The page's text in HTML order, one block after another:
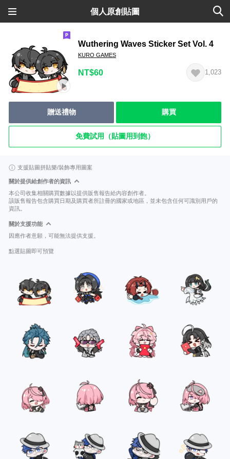
個人原創貼圖
Wuthering Waves Sticker Set Vol. 4
KURO GAMES
NT$60 1,023
贈送禮物 購買
免費試用（貼圖用到飽）
支援貼圖拼貼樂/裝飾專用圖案
關於提供給創作者的資訊
本公司收集相關購買數據以提供販售報告給內容創作者。
該販售報告包含購買日期及購買者所註冊的國家或地區，並未包含任何可識別用戶的
資訊。
關於支援功能
因應作者意願，可能無法提供支援。
點選貼圖即可預覽